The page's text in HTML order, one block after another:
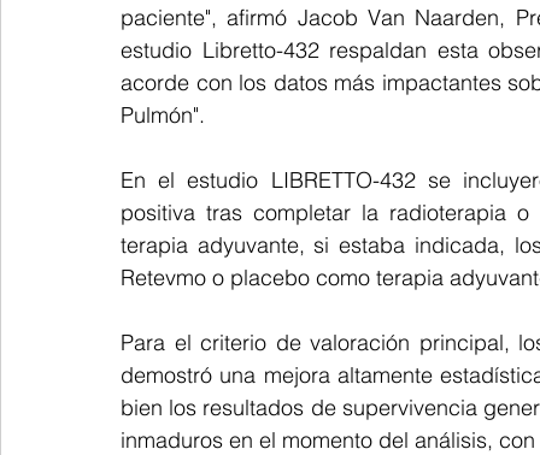
paciente", afirmó Jacob Van Naarden,
estudio Libretto-432 respaldan esta
acorde con los datos más impactantes
Pulmón".
En el estudio LIBRETTO-432 se
positiva tras completar la radioterapia
terapia adyuvante, si estaba indicada,
Retevmo o placebo como terapia
Para el criterio de valoración principal,
demostró una mejora altamente
bien los resultados de supervivencia
inmaduros en el momento del análisis,